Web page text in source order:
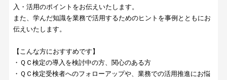
入・活用のポイントをお伝えいたします。
また、学んだ知識を業務で活用するためのヒントを事例とともにお
伝えいたします。
【こんな方におすすめです】
・ＱＣ検定の導入を検討中の方、関心のある方
・ＱＣ検定受検者へのフォローアップや、業務での活用推進にお悩